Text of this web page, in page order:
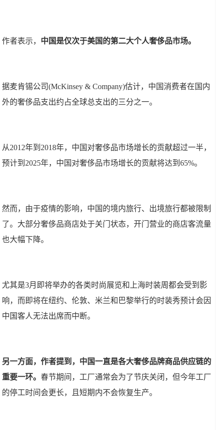
作者表示， 中国是仅次于美国的第二大个人奢侈品市场。
据麦肯锡公司(McKinsey & Company)估计，中国消费者在国内
外的奢侈品支出约占全球总支出的三分之一。
从2012年到2018年，中国对奢侈品市场增长的贡献超过一半，
预计到2025年，中国对奢侈品市场增长的贡献将达到65%。
然而，由于疫情的影响，中国的境内旅行、出境旅行都被限制
了。大部分奢侈品商店处于关门状态，开门营业的商店客流量
也大幅下降。
尤其是3月即将举办的各类时尚展览和上海时装周都会受到影
响，而即将在纽约、伦敦、米兰和巴黎举行的时装秀预计会因
中国客人无法出席而中断。
另一方面，作者提到，中国一直是各大奢侈品牌商品供应链的
重要一环。春节期间，工厂通常会为了节庆关闭，但今年工厂
的停工时间会更长，且短期内不会恢复生产。